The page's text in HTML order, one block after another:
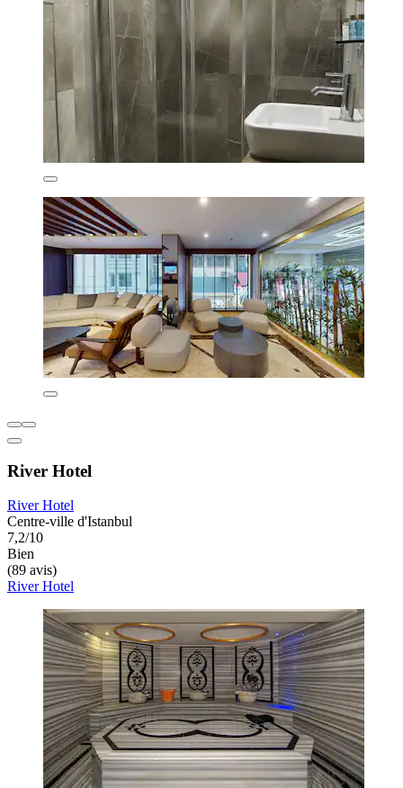
River Hotel
River Hotel
Centre-ville d'Istanbul
7,2/10
Bien
(89 avis)
River Hotel